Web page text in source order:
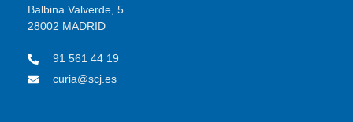
Balbina Valverde, 5
28002 MADRID
91 561 44 19
curia@scj.es